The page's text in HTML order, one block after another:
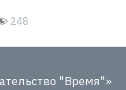
248
"Время"»